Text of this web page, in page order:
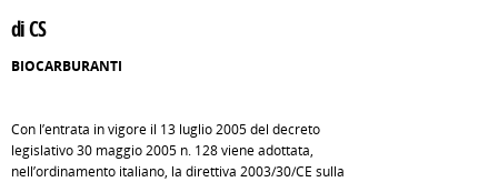
di CS
BIOCARBURANTI
Con l’entrata in vigore il 13 luglio 2005 del decreto
legislativo 30 maggio 2005 n. 128 viene adottata,
nell’ordinamento italiano, la direttiva 2003/30/CE sulla